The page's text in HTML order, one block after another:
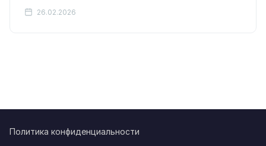
искусственный…
26.02.2026
Политика конфиденциальности